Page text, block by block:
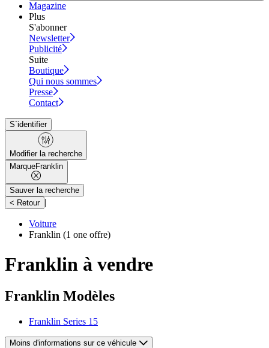
Magazine
Plus
S'abonner
Newsletter
Publicité
Suite
Boutique
Qui nous sommes
Presse
Contact
S´identifier
Modifier la recherche
MarqueFranklin
Sauver la recherche
< Retour |
Voiture
Franklin (1 one offre)
Franklin à vendre
Franklin Modèles
Franklin Series 15
Moins d'informations sur ce véhicule